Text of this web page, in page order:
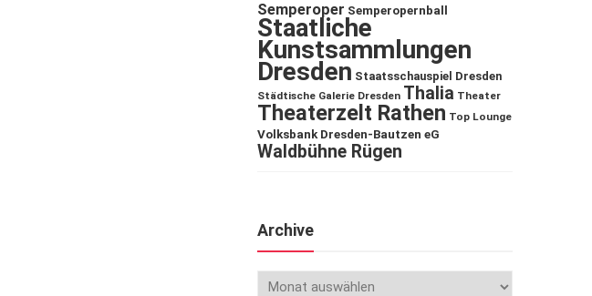
Semperoper Semperopernball
Staatliche
Kunstsammlungen
Dresden Staatsschauspiel Dresden
Städtische Galerie Dresden Thalia Theater
Theaterzelt Rathen Top Lounge
Volksbank Dresden-Bautzen eG
Waldbühne Rügen
Archive